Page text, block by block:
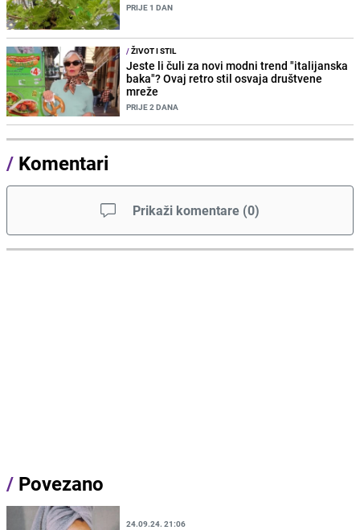
PRIJE 1 DAN
/ŽIVOT I STIL
Jeste li čuli za novi modni trend "italijanska
baka"? Ovaj retro stil osvaja društvene
mreže
PRIJE 2 DANA
/ Komentari
Prikaži komentare (0)
/ Povezano
24.09.24. 21:06